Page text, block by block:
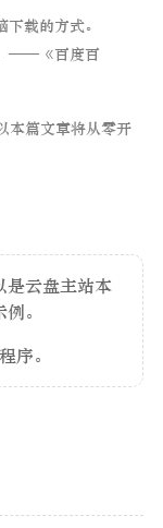
载的方式。
——《百度百
本篇文章将从零开
是云盘主站本
。
序。